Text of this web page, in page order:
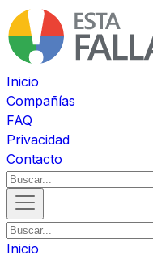
Inicio
Compañías
FAQ
Privacidad
Contacto
Inicio